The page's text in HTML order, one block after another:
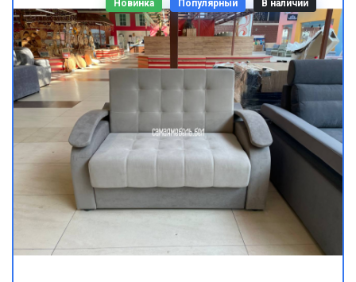
Новинка Популярный В наличии